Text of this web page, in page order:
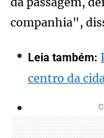
companhia",
Leia também:
centro da